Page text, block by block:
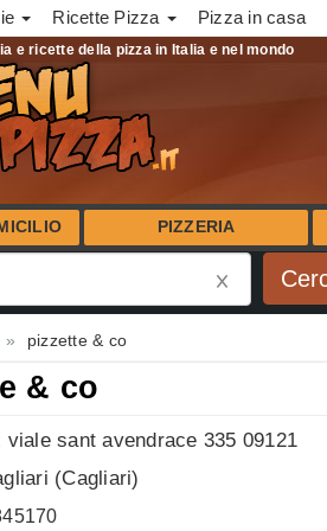
Ricette Pizza Pizza in casa
e ricette della pizza in Italia e nel mondo
PIZZERIA
pizzette & co
& co
viale sant avendrace 335 09121
(Cagliari)